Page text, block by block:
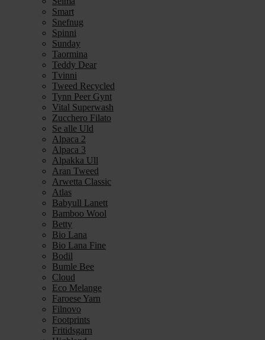
Smart
Snefnug
Spinni
Sunday
Taormina
Teddy Dear
Tvinni
Tweed Recycled
Tynn Peer Gynt
Vital Superwash
Zucchero Filato
Se alle Uld
Alpaca 2
Alpaca 3
Alpakka Ull
Aran Tweed
Arwetta Classic
Atlas
Babyull Lanett
Bamboo Wool
Betty
Bio Lana
Bio Lana Fine
Bodil
Bumle Bee
Cloud
Eco Melange
Faroese Yarn
Filnovo
Footprints
Fritidsgarn